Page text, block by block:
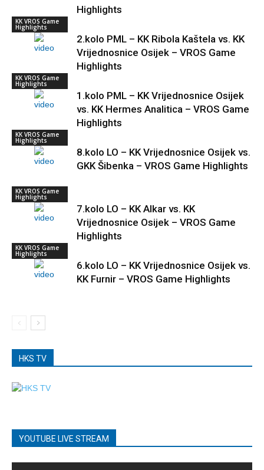
Highlights
KK VROS Game
Highlights
2.kolo PML – KK Ribola Kaštela vs. KK
Vrijednosnice Osijek – VROS Game
Highlights
KK VROS Game
Highlights
1.kolo PML – KK Vrijednosnice Osijek
vs. KK Hermes Analitica – VROS Game
Highlights
KK VROS Game
Highlights
8.kolo LO – KK Vrijednosnice Osijek vs.
GKK Šibenka – VROS Game Highlights
KK VROS Game
Highlights
7.kolo LO – KK Alkar vs. KK
Vrijednosnice Osijek – VROS Game
Highlights
KK VROS Game
Highlights
6.kolo LO – KK Vrijednosnice Osijek vs.
KK Furnir – VROS Game Highlights
HKS TV
YOUTUBE LIVE STREAM